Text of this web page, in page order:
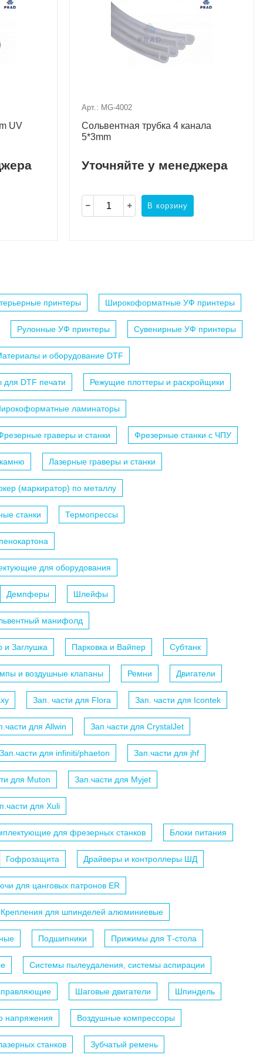
UV
Арт.: MG-4002
Сольвентная трубка 4 канала
5*3mm
Уточняйте у менеджера
В корзину
принтеры Широкоформатные УФ принтеры
Рулонные УФ принтеры Сувенирные УФ принтеры
и оборудование DTF
DTF печати Режущие плоттеры и раскройщики
ламинаторы
граверы и станки Фрезерные станки с ЧПУ
Лазерные граверы и станки
(маркиратор) по металлу
станки Термопрессы
для оборудования
Демпферы Шлейфы
манифолд
и Заглушка Парковка и Вайпер Субтанк
и воздушные клапаны Ремни Двигатели
Зап. части для Flora Зап. части для Icontek
для Allwin Зап.части для CrystalJet
Зап.части для infiniti/phaeton Зап.части для jhf
для Muton Зап.части для Myjet
для Xuli
для фрезерных станков Блоки питания
Гофрозащита Драйверы и контроллеры ШД
для цанговых патронов ER
Крепления для шпинделей алюминиевые
Подшипники Прижимы для Т-стола
Системы пылеудаления, системы аспирации
Шаговые двигатели Шпиндель
напряжения Воздушные компрессоры
станков Зубчатый ремень